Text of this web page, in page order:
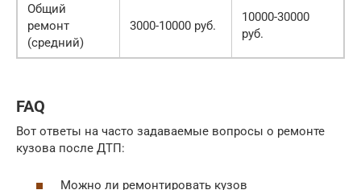
Общий
ремонт
(средний)
3000-10000 руб.
10000-30000
руб.
FAQ
Вот ответы на часто задаваемые вопросы о ремонте
кузова после ДТП:
Можно ли ремонтировать кузов